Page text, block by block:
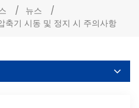
/ 뉴스
/
축기 시동 및 정지 시 주의사항